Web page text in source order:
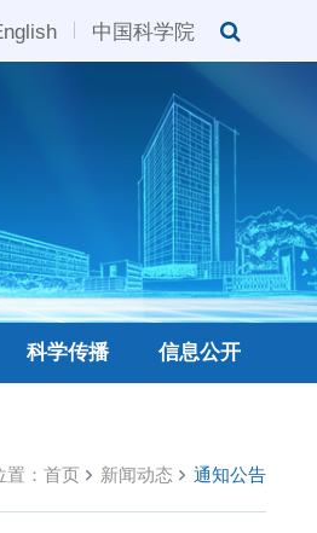
中国科学院
科学传播 信息公开
： 首页 新闻动态 通知公告